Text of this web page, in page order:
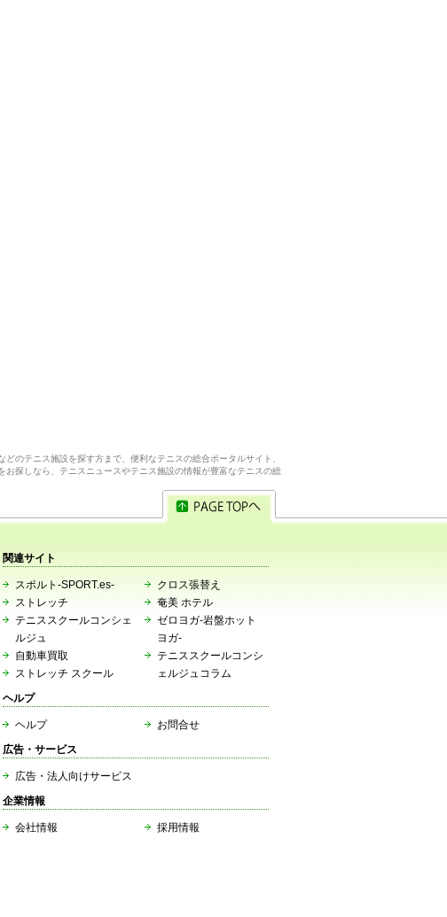
のテニス施設を探す方まで、便利なテニスの総合ポータルサイト、
探しなら、テニスニュースやテニス施設の情報が豊富なテニスの総
関連サイト
スポルト-SPORT.es-
ストレッチ
テニススクールコンシェ
ルジュ
自動車買取
ストレッチ スクール
クロス張替え
奄美 ホテル
ゼロヨガ-岩盤ホット
ヨガ-
テニススクールコンシ
ェルジュコラム
ヘルプ
ヘルプ
お問合せ
広告・サービス
広告・法人向けサービス
企業情報
会社情報 採用情報